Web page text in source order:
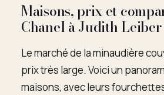
Maisons, prix et
Chanel à Judith Leiber
Le marché de la minaudière
prix très large. Voici un
maisons, avec leurs